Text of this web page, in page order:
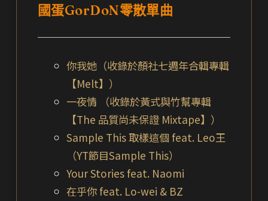
國蛋GorDoN零散單曲
你我她（收錄於顏社七週年合輯專輯
【Melt】）
一夜情 （收錄於黃式與竹幫專輯
【The 品質尚未保證 Mixtape】）
Sample This 取樣這個 feat. Leo王
（YT節目Sample This）
Your Stories feat. Naomi
在乎你 feat. Lo-wei & BZ